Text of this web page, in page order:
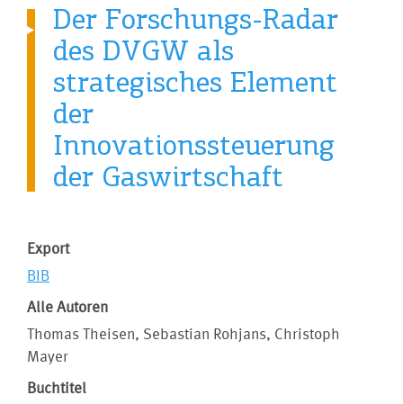
Der Forschungs-Radar
des DVGW als
strategisches Element
der
Innovationssteuerung
der Gaswirtschaft
Export
BIB
Alle Autoren
Thomas Theisen, Sebastian Rohjans, Christoph
Mayer
Buchtitel